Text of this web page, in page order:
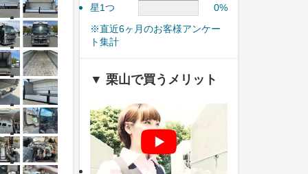
星1つ
0%
※直近6ヶ月のお客様アンケー
ト集計
▼ 栗山で買うメリット